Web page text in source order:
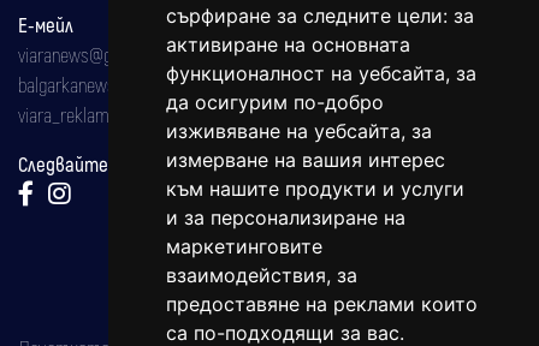
сърфиране за следните цели: за
активиране на основната
функционалност на уебсайта, за
да осигурим по-добро
изживяване на уебсайта, за
измерване на вашия интерес
към нашите продукти и услуги
и за персонализиране на
маркетинговите
взаимодействия, за
предоставяне на реклами които
са по-подходящи за вас.
Е-мейл
viaranews@gmail.com
balgarkanews@gmail.com
viara_reklama@mail.bg
Следвайте ни: